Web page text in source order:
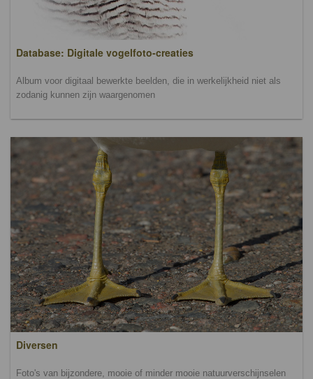
Database: Digitale vogelfoto-creaties
Album voor digitaal bewerkte beelden, die in werkelijkheid niet als
zodanig kunnen zijn waargenomen
Diversen
Foto's van bijzondere, mooie of minder mooie natuurverschijnselen